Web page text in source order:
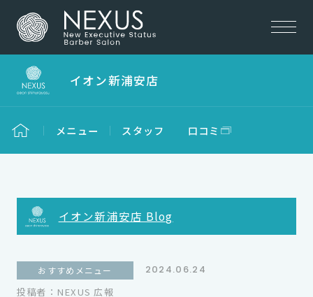
イオン新浦安店 Blog
おすすめメニュー
2024.06.24
投稿者：NEXUS 広報
イオン新浦安店
メニュー スタッフ 口コミ